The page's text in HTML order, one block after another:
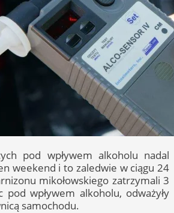
pod wpływem alkoholu nadal
weekend i to zaledwie w ciągu 24
mikołowskiego zatrzymali 3
wpływem alkoholu, odważyły
samochodu.